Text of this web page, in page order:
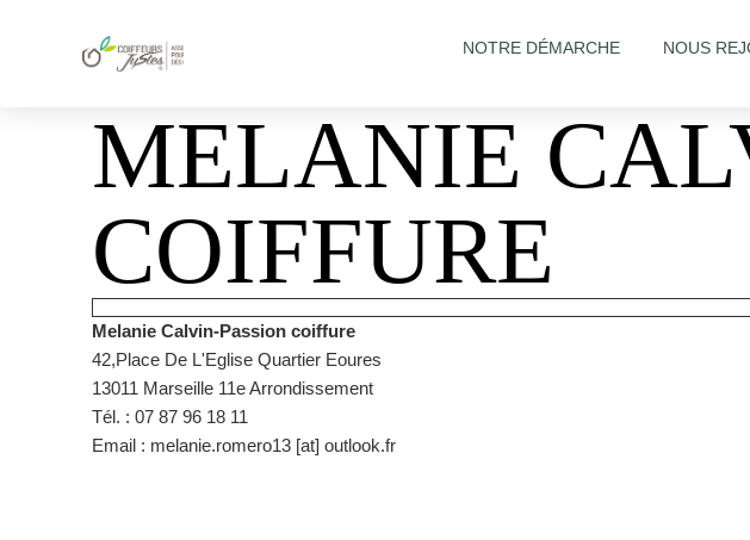
NOTRE DÉMARCHE NOUS
MELANIE
COIFFURE
Melanie Calvin-Passion coiffure
42,Place De L'Eglise Quartier Eoures
13011 Marseille 11e Arrondissement
Tél. : 07 87 96 18 11
Email : melanie.romero13 [at] outlook.fr